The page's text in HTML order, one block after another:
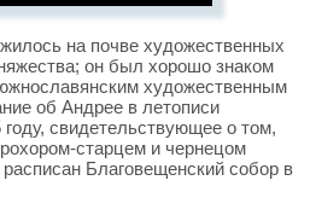
на почве художественных
он был хорошо знаком
художественным
об Андрее в летописи
году, свидетельствующее о том,
старцем и чернецом
Благовещенский собор в